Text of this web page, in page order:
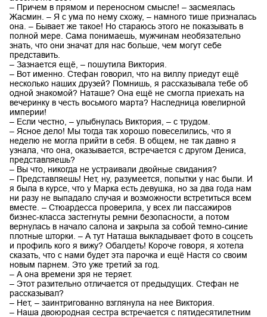
– Причем в прямом и переносном смысле! – засмеялась
Жасмин. – Я с ума по нему схожу, – намного тише призналась
она. – Бывает же такое! Но стараюсь этого не показывать в
полной мере. Сама понимаешь, мужчинам необязательно
знать, что они значат для нас больше, чем могут себе
представить.
– Зазнается ещё, – пошутила Виктория.
– Вот именно. Стефан говорил, что на виллу приедут ещё
несколько наших друзей? Помнишь, я рассказывала тебе об
одной знакомой? Наташе? Она ещё не смогла приехать на
вечеринку в честь восьмого марта? Наследница ювелирной
империи!
– Если честно, – улыбнулась Виктория, – с трудом.
– Ясное дело! Мы тогда так хорошо повеселились, что я
неделю не могла прийти в себя. В общем, не так давно я
узнала, что она, оказывается, встречается с другом Дениса,
представляешь?
– Вы что, никогда не устраивали двойные свидания?
– Представляешь! Нет, ну, разумеется, попытки у нас были. И
я была в курсе, что у Марка есть девушка, но за два года нам
ни разу не выпадало случая и возможности встретиться всем
вместе. – Стюардесса проверила, у всех ли пассажиров
бизнес-класса застегнуты ремни безопасности, а потом
вернулась в начало салона и закрыла за собой темно-синие
плотные шторки. – А тут Наташа выкладывает фото в соцсеть
и профиль кого я вижу? Обалдеть! Короче говоря, я хотела
сказать, что с нами будет эта парочка и ещё Настя со своим
новым парнем. Это уже третий за год.
– А она времени зря не теряет.
– Этот разительно отличается от предыдущих. Стефан не
рассказывал?
– Нет, – заинтригованно взглянула на нее Виктория.
– Наша двоюродная сестра встречается с пятидесятилетним